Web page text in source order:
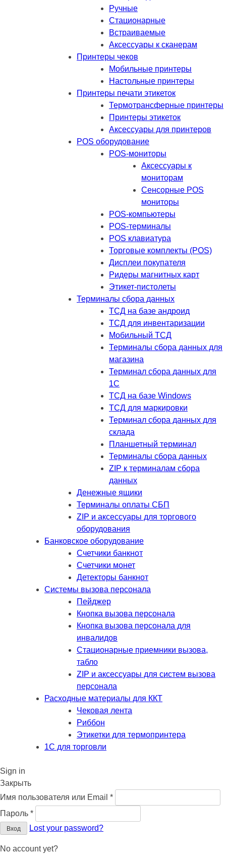
Ручные
Стационарные
Встраиваемые
Аксессуары к сканерам
Принтеры чеков
Мобильные принтеры
Настольные принтеры
Принтеры печати этикеток
Термотрансферные принтеры
Принтеры этикеток
Аксессуары для принтеров
POS оборудование
POS-мониторы
Аксессуары к
мониторам
Сенсорные POS
мониторы
POS-компьютеры
POS-терминалы
POS клавиатура
Торговые комплекты (POS)
Дисплеи покупателя
Ридеры магнитных карт
Этикет-пистолеты
Терминалы сбора данных
ТСД на базе андроид
ТСД для инвентаризации
Мобильный ТСД
Терминалы сбора данных для
магазина
Терминал сбора данных для
1C
ТСД на базе Windows
ТСД для маркировки
Терминал сбора данных для
склада
Планшетный терминал
Терминалы сбора данных
ZIP к терминалам сбора
данных
Денежные ящики
Терминалы оплаты СБП
ZIP и аксессуары для торгового
оборудования
Банковское оборудование
Счетчики банкнот
Счетчики монет
Детекторы банкнот
Системы вызова персонала
Пейджер
Кнопка вызова персонала
Кнопка вызова персонала для
инвалидов
Стационарные приемники вызова,
табло
ZIP и аксессуары для систем вызова
персонала
Расходные материалы для ККТ
Чековая лента
Риббон
Этикетки для термопринтера
1С для торговли
Sign in
Закрыть
Имя пользователя или Email *Обязательно
Пароль *Обязательно
Вход Lost your password?
No account yet?